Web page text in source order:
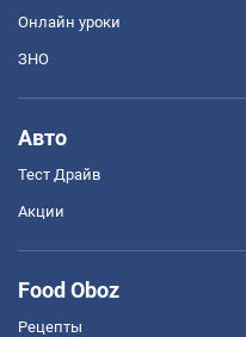
Онлайн уроки
ЗНО
Авто
Тест Драйв
Акции
Food Oboz
Рецепты